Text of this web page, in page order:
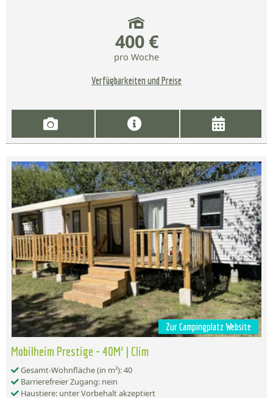
400 €
pro Woche
Verfügbarkeiten und Preise
Zur Campingplatz Website
Mobilheim Prestige - 40M² | Clim
Gesamt-Wohnfläche (in m²): 40
Barrierefreier Zugang: nein
Haustiere: unter Vorbehalt akzeptiert